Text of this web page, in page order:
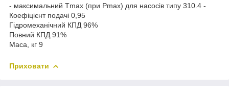
- максимальний Тmax (при Pmax) для насосів типу 310.4 -
Коефіцієнт подачі 0,95
Гідромеханічний КПД 96%
Повний КПД 91%
Маса, кг 9
Приховати